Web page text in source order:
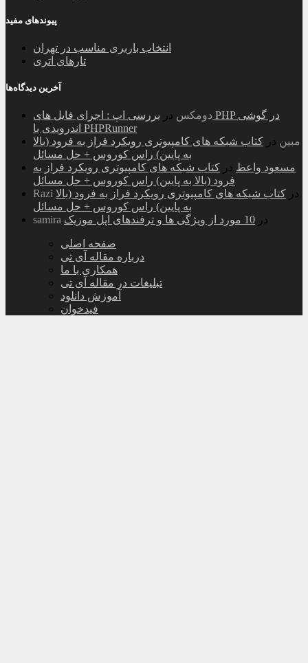
پیوندهای مفید
انتخاب باربری مناسب در تهران
تارهای اتری
آخرین دیدگاه‌ها
دومکس در بررسی اپ : اجرای فایل های PHP در گوشی
اندرویدی با PHPRunner
مبین در کتاب شبکه های کامپیوتری رویکرد فراز به فرود (بالا
به پایین) راس کوروس + حل مسائل
مسعود واعظ در کتاب شبکه های کامپیوتری رویکرد فراز به
فرود (بالا به پایین) راس کوروس + حل مسائل
Razi
در کتاب شبکه های کامپیوتری رویکرد فراز به فرود (بالا
به پایین) راس کوروس + حل مسائل
samira
در 10 مورد از ویژگی ها و ترفندهای اپل موزیک
صفحه اصلی
درباره مقاله آی تی
همکاری با ما
تبلیغات در مقاله آی تی
آموزش دانلود
فیدخوان